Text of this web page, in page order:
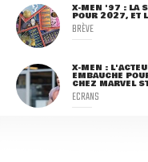
X-MEN '97 : LA
POUR 2027, ET
BRÈVE
X-MEN :
EMBAUCHÉ
CHEZ MARVEL
ECRANS